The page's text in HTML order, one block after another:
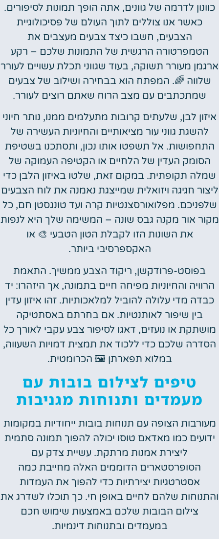
כוונון לדרמה של גוונים, אתה הופך תמונות לסיפורים.
כאשר אנו צוללים לתוך העולם של פסיכולוגיית
הצבעים, חשבו כיצד צבעים מעצבים את
הטמפרטורה הרגשית של התמונות שלכם – רקע
ארגמן מעורר תשוקה, בעוד שגווני תכלת עשויים לעורר
שלווה 🌈. המפתח הוא בבחירה ושילוב של צבעים
שמתכתבים עם מצב הרוח שאתם רוצים לעורר.
איזון לבן, שלעתים קרובות מתעלמים ממנו, נותר חיוני
להשגת גווני עור מציאותיים והחיוניות העשירה של
התחפושות. אל תשפטו אותו נכון, ותסתכנו בשטיפת
הסומק העדין של הלחיים או הקטיפה העמוקה של
שמלה תקופתית. במקום זאת, שלטו באיזון הלבן כדי
ליצור חגיגה ויזואלית שמייצגת נאמנה את לוח הצבעים
שלפניכם. מפלואורסצנטיות קרה ועד טונגסטן חם, כל
מקור אור מקנה גבס שונה – המשימה שלך היא לנפות
את השונות הזו לקבלת הטון הטבעי 🎨 או
האקספרסיבי ביותר.
בפוסט-פרודקשן, ריקוד הצבע ממשיך. התאמת
הרוויה והחיוניות מפיחה חיים בתמונה, אך היזהרו: יד
כבדה מדי עלולה להוביל למלאכותיות. זהו איזון עדין
בין שיפור לאותנטיות. אם בחרתם באסתטיקה
מושתקת או נועזים, דאגו לסיפור צבע עקבי לאורך כל
הסדרה שלכם כדי ללכוד את תמצית דמויות השעווה,
במלוא תפארתן 🖼️ הכרומטית.
טיפים לצילום בובות עם
מעמדים ותנוחות מגניבות
מעורבות הצופה עם תנוחות בובות ייחודיות במקומות
ידועים כמו מאדאם טוסו יכולה להפוך תמונה סתמית
ליצירת אמנות מרתקת. עשיית צדק עם
הסופרסטארים הדוממים האלה מחייבת כמה
אסטרטגיות יצירתיות כדי להפוך את העמדות
והתנוחות שלהם לחיים באופן חי. כך תוכלו לשדרג את
צילום הבובות שלכם באמצעות שימוש חכם
במעמדים ובתנוחות דינמיות.